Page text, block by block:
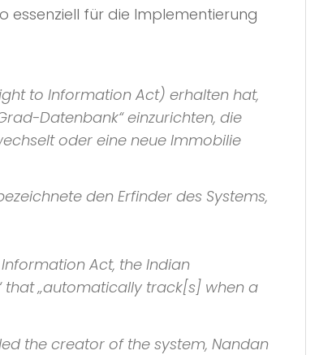
essenziell für die Implementierung
to Information Act) erhalten hat,
Datenbank“ einzurichten, die
oder eine neue Immobilie
den Erfinder des Systems,
Act, the Indian
„automatically track[s] when a
the creator of the system, Nandan